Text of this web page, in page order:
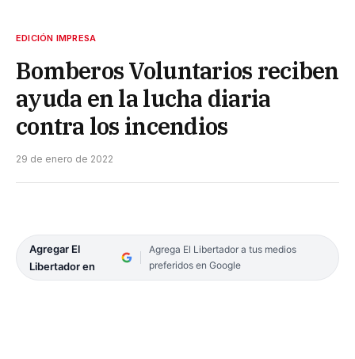
EDICIÓN IMPRESA
Bomberos Voluntarios reciben
ayuda en la lucha diaria
contra los incendios
29 de enero de 2022
Agregar El
Libertador en
Agrega El Libertador a tus medios
preferidos en Google